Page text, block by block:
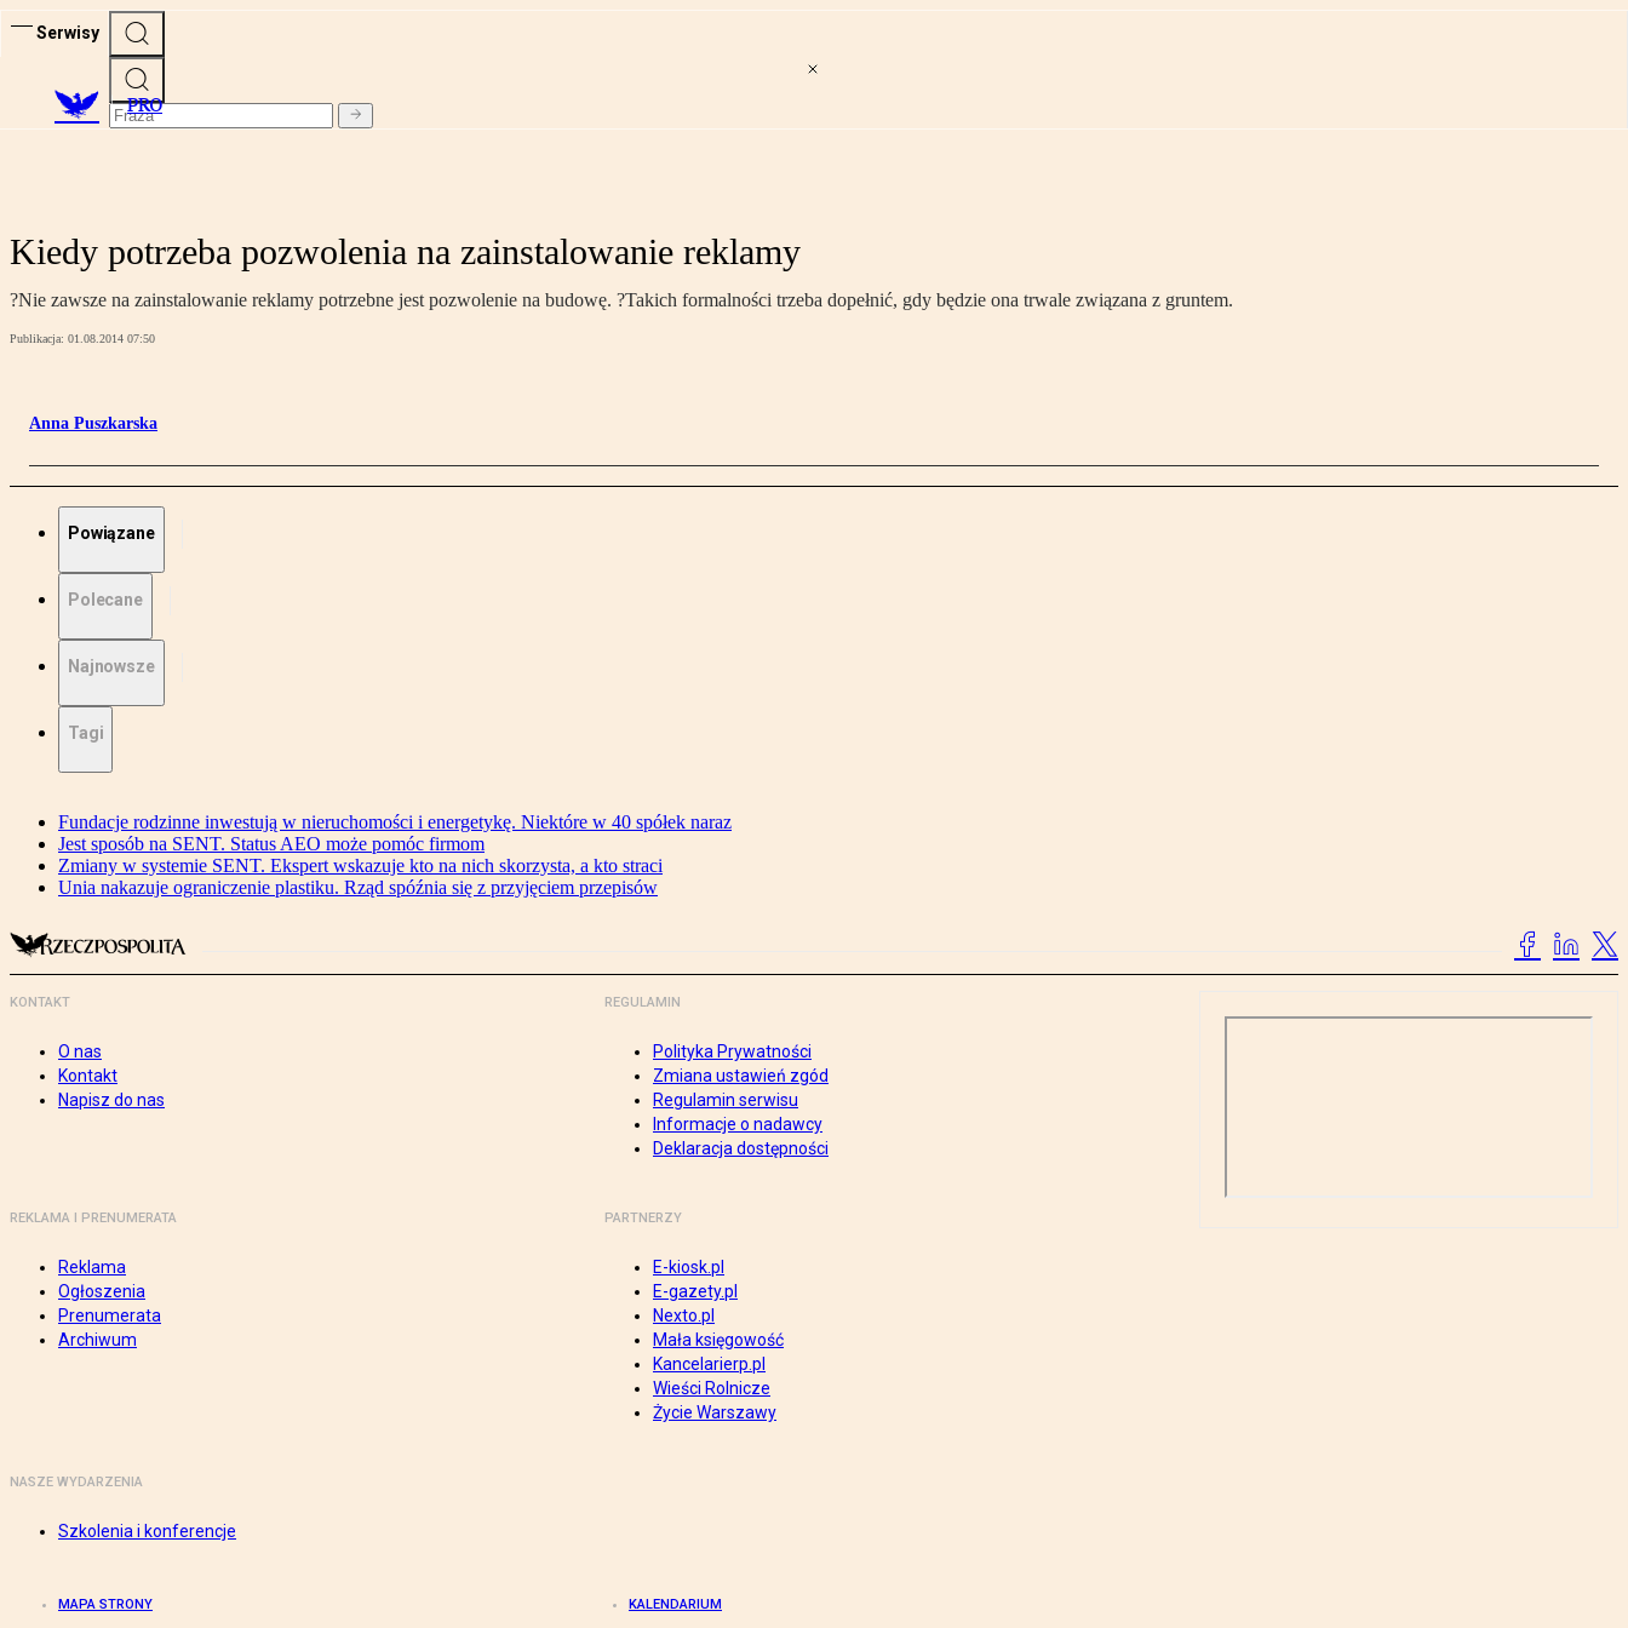
Serwisy
PRO
Kiedy potrzeba pozwolenia na zainstalowanie reklamy
?Nie zawsze na zainstalowanie reklamy potrzebne jest pozwolenie na budowę. ?Takich formalności trzeba dopełnić, gdy będzie ona trwale związana z gruntem.
Publikacja: 01.08.2014 07:50
Anna Puszkarska
Powiązane
Polecane
Najnowsze
Tagi
Fundacje rodzinne inwestują w nieruchomości i energetykę. Niektóre w 40 spółek naraz
Jest sposób na SENT. Status AEO może pomóc firmom
Zmiany w systemie SENT. Ekspert wskazuje kto na nich skorzysta, a kto straci
Unia nakazuje ograniczenie plastiku. Rząd spóźnia się z przyjęciem przepisów
KONTAKT
O nas
Kontakt
Napisz do nas
REGULAMIN
Polityka Prywatności
Zmiana ustawień zgód
Regulamin serwisu
Informacje o nadawcy
Deklaracja dostępności
REKLAMA I PRENUMERATA
Reklama
Ogłoszenia
Prenumerata
Archiwum
PARTNERZY
E-kiosk.pl
E-gazety.pl
Nexto.pl
Mała księgowość
Kancelarierp.pl
Wieści Rolnicze
Życie Warszawy
NASZE WYDARZENIA
Szkolenia i konferencje
MAPA STRONY KALENDARIUM